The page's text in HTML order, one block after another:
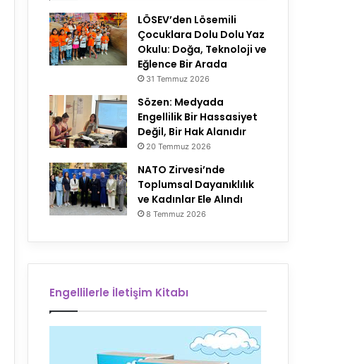
LÖSEV’den Lösemili
Çocuklara Dolu Dolu Yaz
Okulu: Doğa, Teknoloji ve
Eğlence Bir Arada
31 Temmuz 2026
Sözen: Medyada
Engellilik Bir Hassasiyet
Değil, Bir Hak Alanıdır
20 Temmuz 2026
NATO Zirvesi’nde
Toplumsal Dayanıklılık
ve Kadınlar Ele Alındı
8 Temmuz 2026
Engellilerle İletişim Kitabı